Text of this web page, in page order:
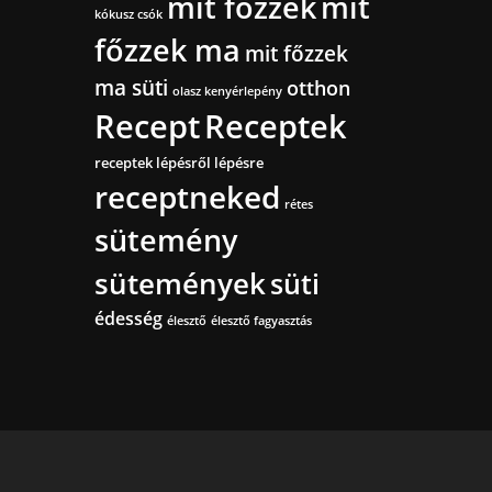
kókusz csók
főzzek ma mit főzzek
ma süti olasz kenyérlepény otthon
ReceptReceptek
receptek lépésről lépésre
receptneked rétes
sütemény
süteményeksüti
édesség élesztő élesztő fagyasztás